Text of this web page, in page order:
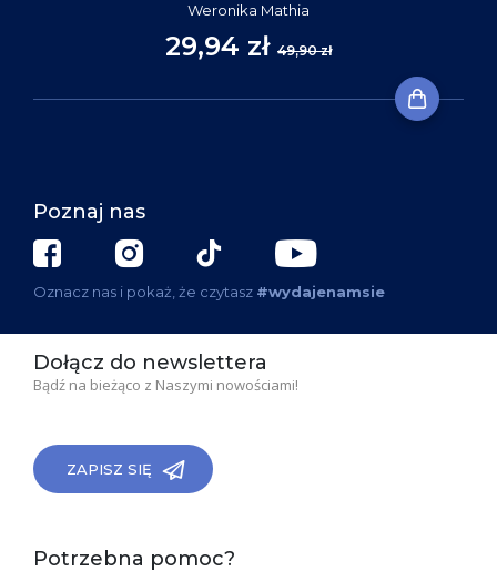
Weronika Mathia
29,94 zł 49,90 zł
Poznaj nas
Oznacz nas i pokaż, że czytasz #wydajenamsie
Dołącz do newslettera
Bądź na bieżąco z Naszymi nowościami!
ZAPISZ SIĘ
Potrzebna pomoc?